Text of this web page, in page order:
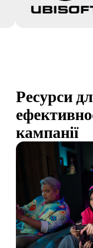
Ресурси
кампанії